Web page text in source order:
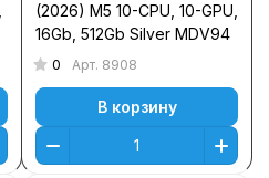
(2026) M5 10-CPU, 10-GPU,
16Gb, 512Gb Silver MDV94
0 Арт. 8908
В корзину